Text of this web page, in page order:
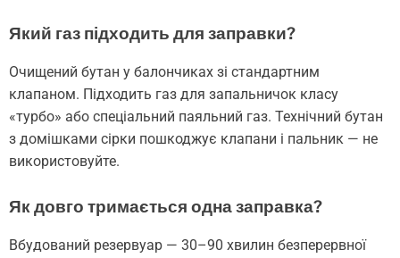
Який газ підходить для заправки?
Очищений бутан у балончиках зі стандартним
клапаном. Підходить газ для запальничок класу
«турбо» або спеціальний паяльний газ. Технічний бутан
з домішками сірки пошкоджує клапани і пальник — не
використовуйте.
Як довго тримається одна заправка?
Вбудований резервуар — 30–90 хвилин безперервної